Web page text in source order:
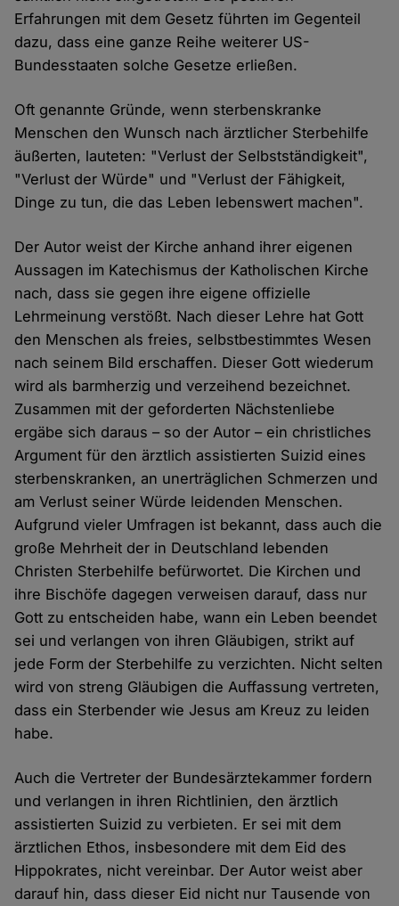
Erfahrungen mit dem Gesetz führten im Gegenteil
dazu, dass eine ganze Reihe weiterer US-
Bundesstaaten solche Gesetze erließen.
Oft genannte Gründe, wenn sterbenskranke
Menschen den Wunsch nach ärztlicher Sterbehilfe
äußerten, lauteten: "Verlust der Selbstständigkeit",
"Verlust der Würde" und "Verlust der Fähigkeit,
Dinge zu tun, die das Leben lebenswert machen".
Der Autor weist der Kirche anhand ihrer eigenen
Aussagen im Katechismus der Katholischen Kirche
nach, dass sie gegen ihre eigene offizielle
Lehrmeinung verstößt. Nach dieser Lehre hat Gott
den Menschen als freies, selbstbestimmtes Wesen
nach seinem Bild erschaffen. Dieser Gott wiederum
wird als barmherzig und verzeihend bezeichnet.
Zusammen mit der geforderten Nächstenliebe
ergäbe sich daraus – so der Autor – ein christliches
Argument für den ärztlich assistierten Suizid eines
sterbenskranken, an unerträglichen Schmerzen und
am Verlust seiner Würde leidenden Menschen.
Aufgrund vieler Umfragen ist bekannt, dass auch die
große Mehrheit der in Deutschland lebenden
Christen Sterbehilfe befürwortet. Die Kirchen und
ihre Bischöfe dagegen verweisen darauf, dass nur
Gott zu entscheiden habe, wann ein Leben beendet
sei und verlangen von ihren Gläubigen, strikt auf
jede Form der Sterbehilfe zu verzichten. Nicht selten
wird von streng Gläubigen die Auffassung vertreten,
dass ein Sterbender wie Jesus am Kreuz zu leiden
habe.
Auch die Vertreter der Bundesärztekammer fordern
und verlangen in ihren Richtlinien, den ärztlich
assistierten Suizid zu verbieten. Er sei mit dem
ärztlichen Ethos, insbesondere mit dem Eid des
Hippokrates, nicht vereinbar. Der Autor weist aber
darauf hin, dass dieser Eid nicht nur Tausende von